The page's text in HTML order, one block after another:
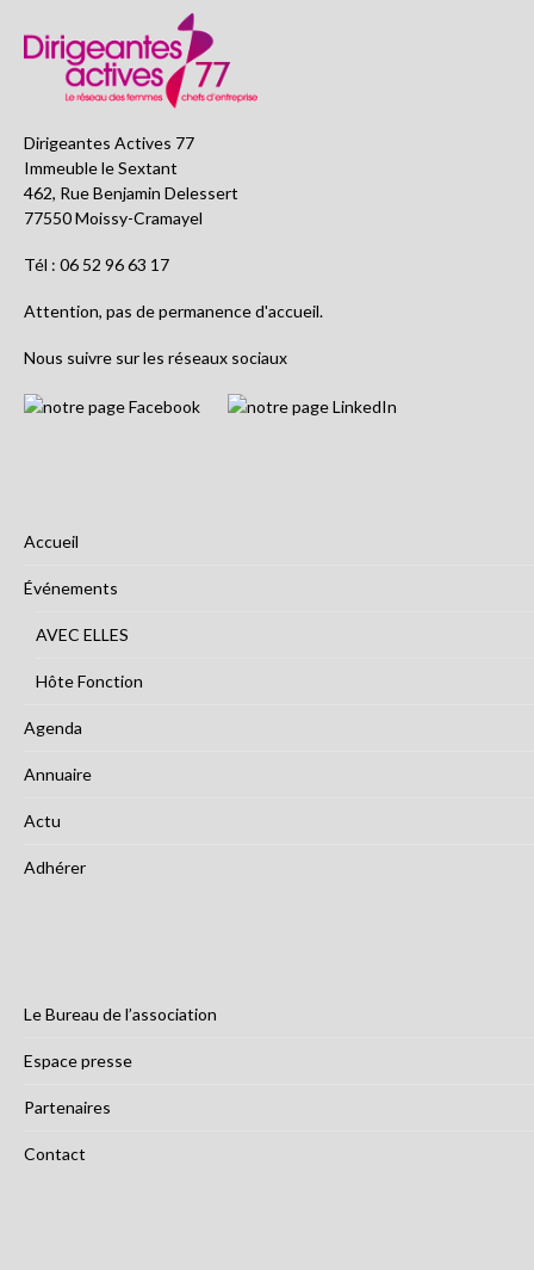
Dirigeantes Actives 77
Immeuble le Sextant
462, Rue Benjamin Delessert
77550 Moissy-Cramayel
Tél : 06 52 96 63 17
Attention, pas de permanence d'accueil.
Nous suivre sur les réseaux sociaux
Accueil
Événements
AVEC ELLES
Hôte Fonction
Agenda
Annuaire
Actu
Adhérer
Le Bureau de l’association
Espace presse
Partenaires
Contact